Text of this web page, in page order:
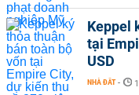
Keppel
tại
USD
NHÀ ĐẤT -